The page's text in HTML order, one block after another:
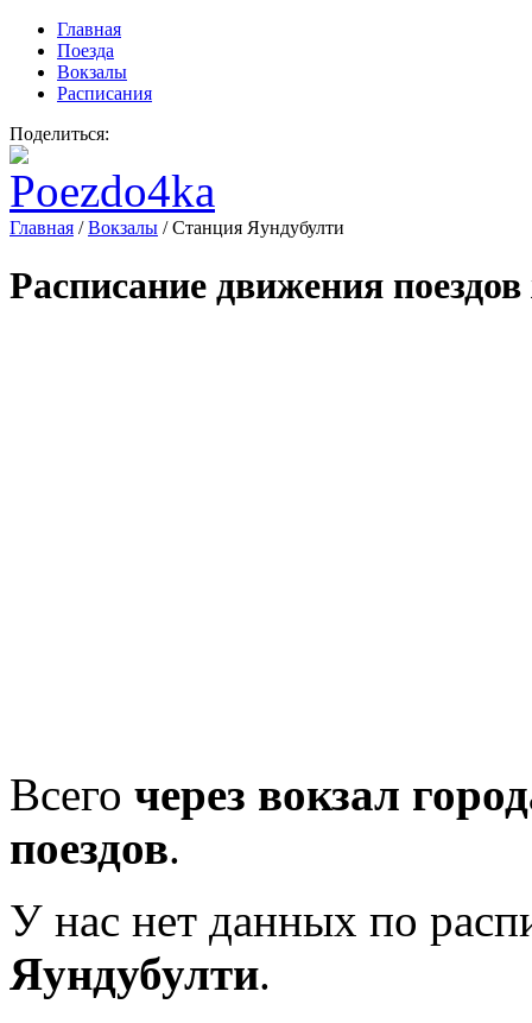
Главная
Поезда
Вокзалы
Расписания
Поделиться:
Главная /Вокзалы /Станция Яундубулти
Расписание движения
Всего через вокзал
поездов.
У нас нет данных по
Яундубулти.